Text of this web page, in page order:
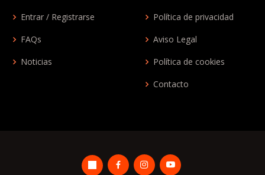
Entrar / Registrarse
FAQs
Noticias
Política de privacidad
Aviso Legal
Política de cookies
Contacto